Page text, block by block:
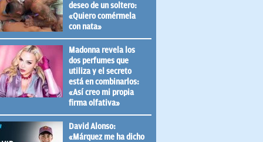
deseo de un soltero:
«Quiero comérmela
con nata»
Madonna revela los
dos perfumes que
utiliza y el secreto
está en combinarlos:
«Así creo mi propia
firma olfativa»
David Alonso:
«Márquez me ha dicho